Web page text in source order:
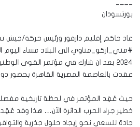
بورتسودان
عاد حاكم إقليم دارفور ورئيس حركة/جيش
٢٠٢٤ بعد ان شارك في مؤتمر القوى
عقدت بالعاصمة المصرية القاهرة بحضور
حيث عُقِد المؤتمر في لحظة تاريخية
خطير جراء الحرب الدائرة الآن… هذا وقد
جادة للسعي نحو إيجاد حلول جذرية